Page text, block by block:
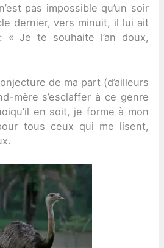
pas impossible qu’un soir
dernier, vers minuit, il lui ait
« Je te souhaite l’an doux,
de ma part (d’ailleurs
mère s’esclaffer à ce genre
en soit, je forme à mon
tous ceux qui me lisent,